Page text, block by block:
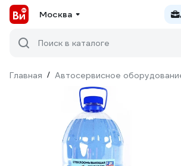
Москва
Поиск в каталоге
Главная / Автосервисное